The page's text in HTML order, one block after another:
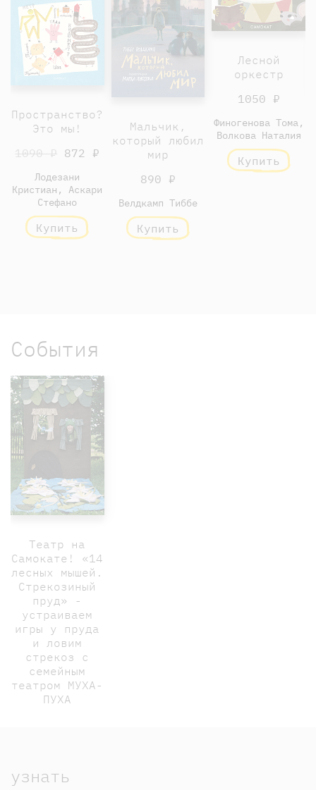
Пространство?
Это мы!
1090 ₽ 872 ₽
Лодезани
Кристиан, Аскари
Стефано
Купить
Мальчик,
который любил
мир
890 ₽
Велдкамп Тиббе
Купить
Лесной
оркестр
1050 ₽
Финогенова Тома,
Волкова Наталия
Купить
События
Театр на
Самокате! «14
лесных мышей.
Стрекозиный
пруд» -
устраиваем
игры у пруда
и ловим
стрекоз с
семейным
театром МУХА-
ПУХА
узнать